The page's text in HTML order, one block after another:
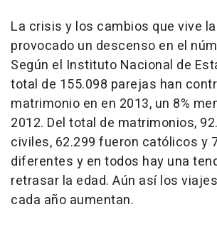
La crisis y los cambios que vive
provocado un descenso en el
Según el Instituto Nacional de
total de 155.098 parejas han
matrimonio en en 2013, un 8%
2012. Del total de matrimonios,
civiles, 62.299 fueron católicos y
diferentes y en todos hay una
retrasar la edad. Aún así los
cada año aumentan.